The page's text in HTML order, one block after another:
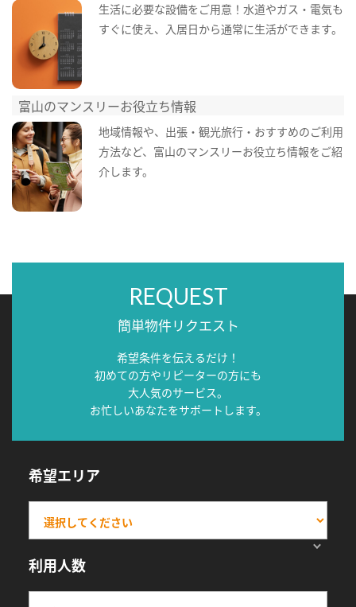
生活に必要な設備をご用意！水道やガス・電気も
すぐに使え、入居日から通常に生活ができます。
富山のマンスリーお役立ち情報
地域情報や、出張・観光旅行・おすすめのご利用
方法など、富山のマンスリーお役立ち情報をご紹
介します。
REQUEST
簡単物件リクエスト
希望条件を伝えるだけ！
初めての方やリピーターの方にも
大人気のサービス。
お忙しいあなたをサポートします。
希望エリア
利用人数